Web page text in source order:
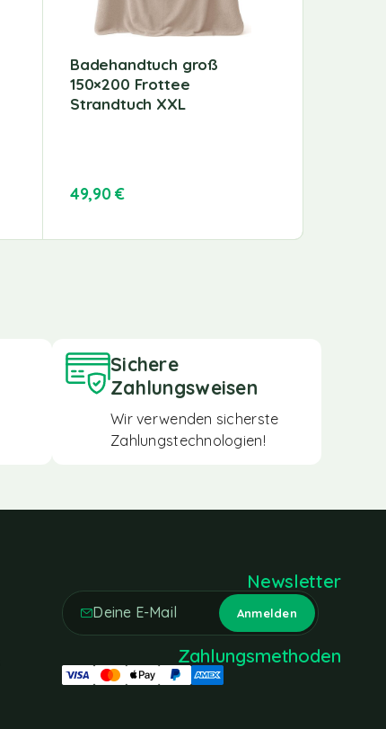
Badehandtuch groß
150×200 Frottee
Strandtuch XXL
49,90€
Sichere
Zahlungsweisen
Wir verwenden sicherste
Zahlungstechnologien!
Newsletter
Zahlungsmethoden